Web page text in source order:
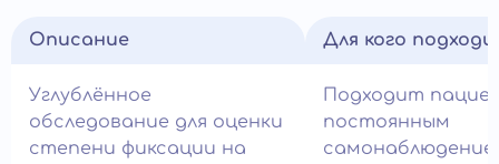
Описание
Углублённое
обследование для оценки
степени фиксации на
Для кого
Подходит
постоянным